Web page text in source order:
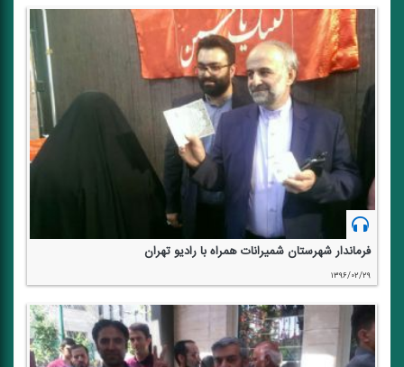
فرماندار شهرستان شمیرانات همراه با رادیو تهران
۱۳۹۶/۰۲/۲۹